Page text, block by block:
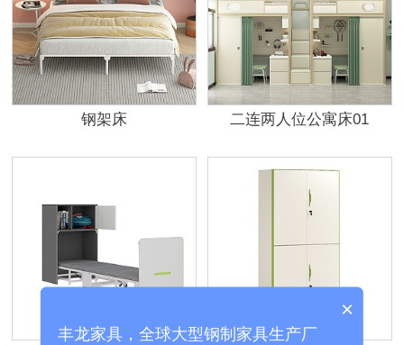
钢架床 二连两人位公寓床01
×
丰龙家具，全球大型钢制家具生产厂